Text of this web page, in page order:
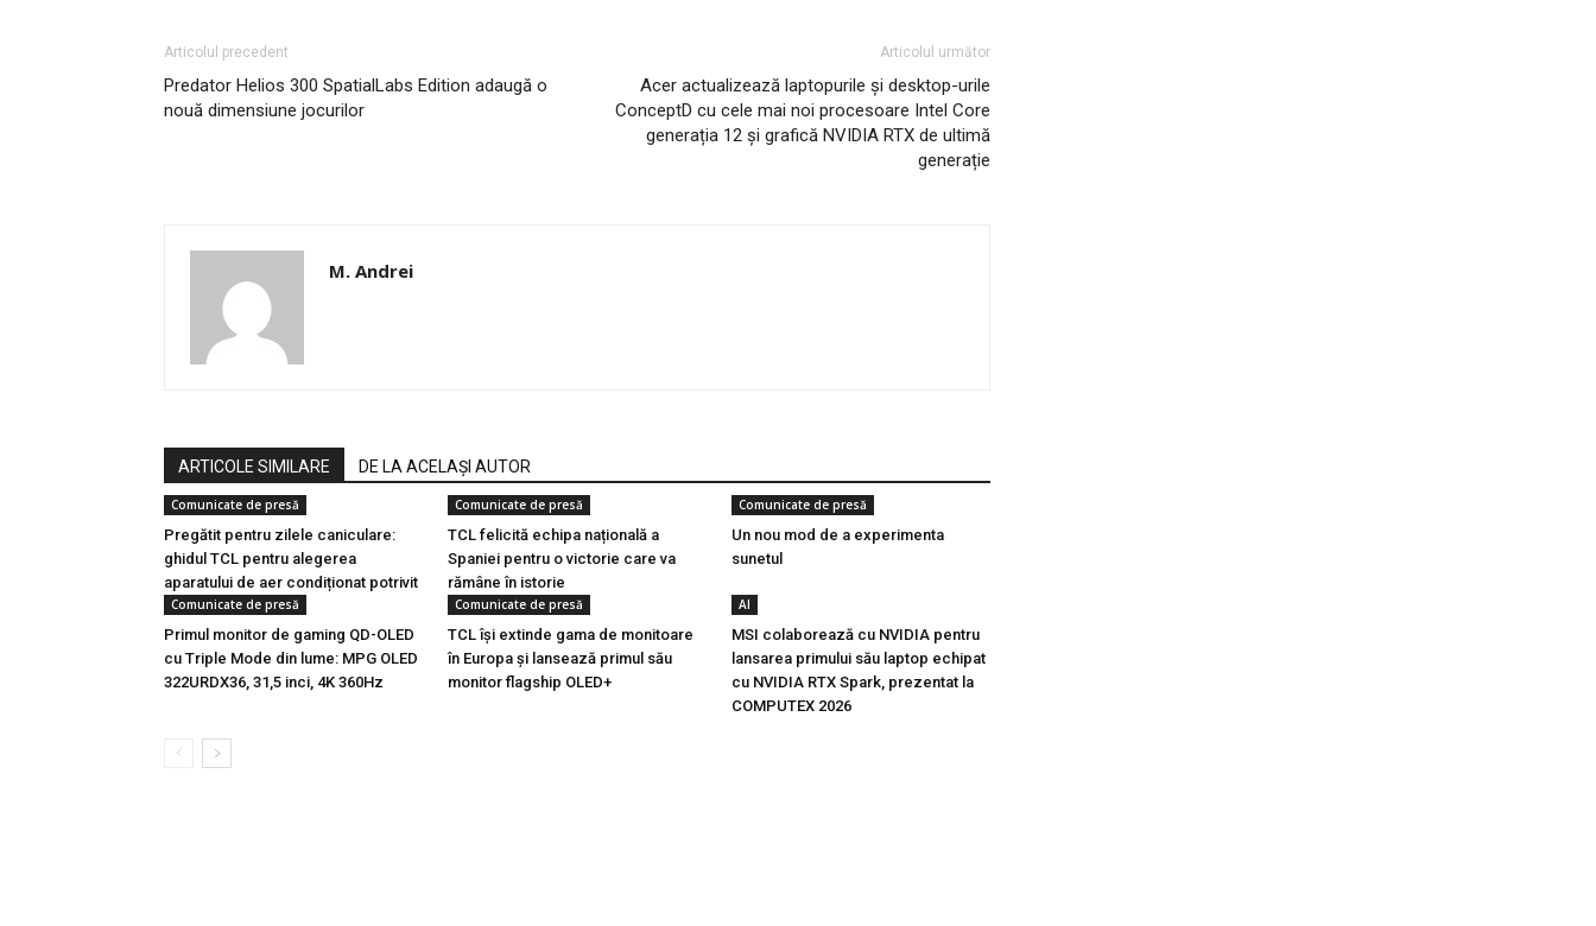
Articolul precedent
Predator Helios 300 SpatialLabs Edition adaugă o
nouă dimensiune jocurilor
Articolul următor
Acer actualizează laptopurile și desktop-urile
ConceptD cu cele mai noi procesoare Intel Core
generația 12 și grafică NVIDIA RTX de ultimă
generație
M. Andrei
ARTICOLE SIMILARE DE LA ACELAȘI AUTOR
Comunicate de presă
Pregătit pentru zilele caniculare:
ghidul TCL pentru alegerea
aparatului de aer condiționat potrivit
Comunicate de presă
TCL felicită echipa națională a
Spaniei pentru o victorie care va
rămâne în istorie
Comunicate de presă
Un nou mod de a experimenta
sunetul
Comunicate de presă
Primul monitor de gaming QD-OLED
cu Triple Mode din lume: MPG OLED
322URDX36, 31,5 inci, 4K 360Hz
Comunicate de presă
TCL își extinde gama de monitoare
în Europa și lansează primul său
monitor flagship OLED+
AI
MSI colaborează cu NVIDIA pentru
lansarea primului său laptop echipat
cu NVIDIA RTX Spark, prezentat la
COMPUTEX 2026